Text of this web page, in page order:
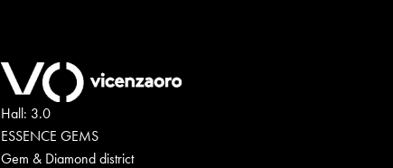
Hall: 3.0
ESSENCE GEMS
Gem & Diamond district